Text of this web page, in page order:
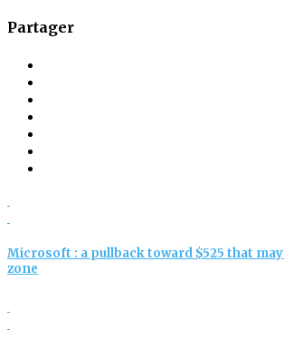
Partager
Microsoft : a pullback toward $525 that
zone